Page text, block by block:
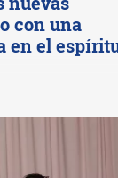
con una
en el